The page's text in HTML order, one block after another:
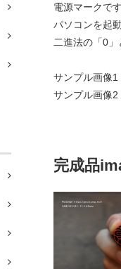
電源マークで
パソコンを起
二進法の「0
サンプル画像
サンプル画像
完成品